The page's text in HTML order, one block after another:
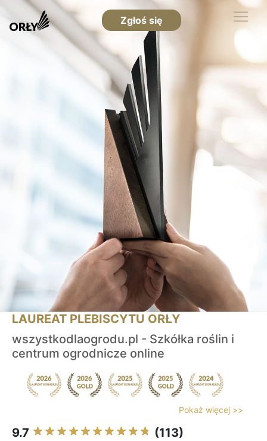
Zgłoś się
LAUREAT PLEBISCYTU ORŁY
wszystkodlaogrodu.pl - Szkółka roślin i
centrum ogrodnicze online
Pokaż więcej >>
9.7 (113)